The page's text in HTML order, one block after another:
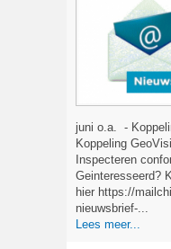
juni o.a. -
Koppeling
Inspecteren
Geinteresseerd?
hier https://
nieuwsbrief-...
Lees meer...